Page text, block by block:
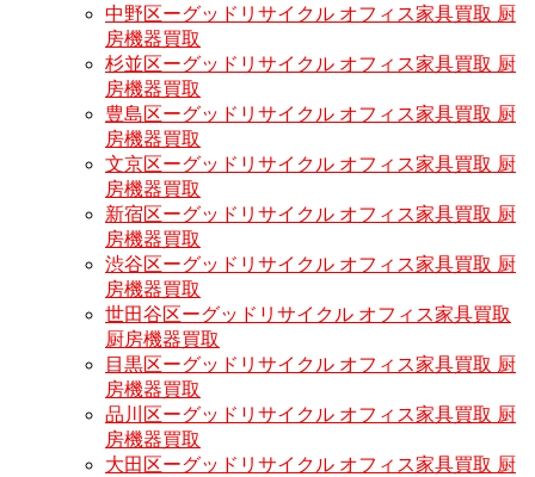
中野区ーグッドリサイクル オフィス家具買取 厨
房機器買取
杉並区ーグッドリサイクル オフィス家具買取 厨
房機器買取
豊島区ーグッドリサイクル オフィス家具買取 厨
房機器買取
文京区ーグッドリサイクル オフィス家具買取 厨
房機器買取
新宿区ーグッドリサイクル オフィス家具買取 厨
房機器買取
渋谷区ーグッドリサイクル オフィス家具買取 厨
房機器買取
世田谷区ーグッドリサイクル オフィス家具買取
厨房機器買取
目黒区ーグッドリサイクル オフィス家具買取 厨
房機器買取
品川区ーグッドリサイクル オフィス家具買取 厨
房機器買取
大田区ーグッドリサイクル オフィス家具買取 厨